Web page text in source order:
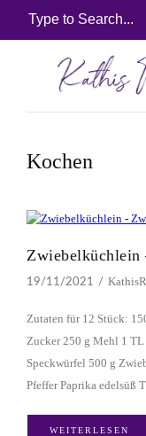
Kochen
Zwiebelküchlein
19/11/2021
Zutaten für 12 Stück:
Zucker 250 g Mehl 1
Speckwürfel 500 g
Pfeffer Paprika edelsüß
WEITERLESEN